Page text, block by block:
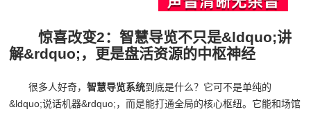
惊喜改变2：智慧导览不只是&ldquo;讲
解&rdquo;，更是盘活资源的中枢神经
很多人好奇，智慧导览系统到底是什么？它可不是单纯的
&ldquo;说话机器&rdquo;，而是能打通全局的核心枢纽。它能和场馆